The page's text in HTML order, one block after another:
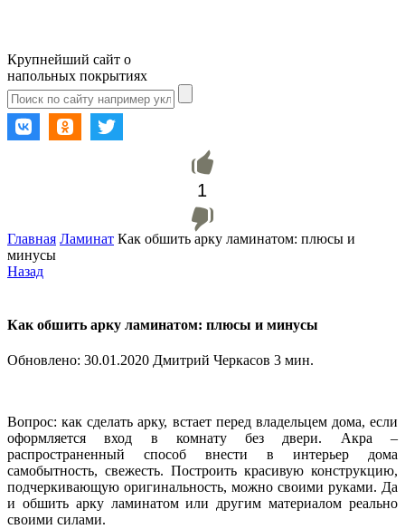
Крупнейший сайт о
напольных покрытиях
1
Главная Ламинат Как обшить арку ламинатом: плюсы и
минусы
Назад
Как обшить арку ламинатом: плюсы и минусы
Обновлено: 30.01.2020 Дмитрий Черкасов 3 мин.
Вопрос: как сделать арку, встает перед владельцем дома, если
оформляется вход в комнату без двери. Акра –
распространенный способ внести в интерьер дома
самобытность, свежесть. Построить красивую конструкцию,
подчеркивающую оригинальность, можно своими руками. Да
и обшить арку ламинатом или другим материалом реально
своими силами.